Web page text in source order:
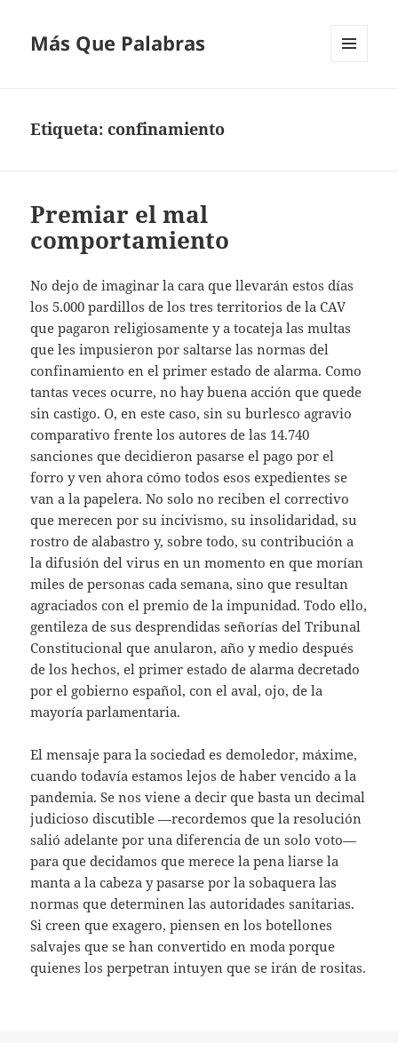
Más Que Palabras
Etiqueta:confinamiento
Premiar el mal
comportamiento
No dejo de imaginar la cara que llevarán estos días
los 5.000 pardillos de los tres territorios de la CAV
que pagaron religiosamente y a tocateja las multas
que les impusieron por saltarse las normas del
confinamiento en el primer estado de alarma. Como
tantas veces ocurre, no hay buena acción que quede
sin castigo. O, en este caso, sin su burlesco agravio
comparativo frente los autores de las 14.740
sanciones que decidieron pasarse el pago por el
forro y ven ahora cómo todos esos expedientes se
van a la papelera. No solo no reciben el correctivo
que merecen por su incivismo, su insolidaridad, su
rostro de alabastro y, sobre todo, su contribución a
la difusión del virus en un momento en que morían
miles de personas cada semana, sino que resultan
agraciados con el premio de la impunidad. Todo ello,
gentileza de sus desprendidas señorías del Tribunal
Constitucional que anularon, año y medio después
de los hechos, el primer estado de alarma decretado
por el gobierno español, con el aval, ojo, de la
mayoría parlamentaria.
El mensaje para la sociedad es demoledor, máxime,
cuando todavía estamos lejos de haber vencido a la
pandemia. Se nos viene a decir que basta un decimal
judicioso discutible —recordemos que la resolución
salió adelante por una diferencia de un solo voto—
para que decidamos que merece la pena liarse la
manta a la cabeza y pasarse por la sobaquera las
normas que determinen las autoridades sanitarias.
Si creen que exagero, piensen en los botellones
salvajes que se han convertido en moda porque
quienes los perpetran intuyen que se irán de rositas.